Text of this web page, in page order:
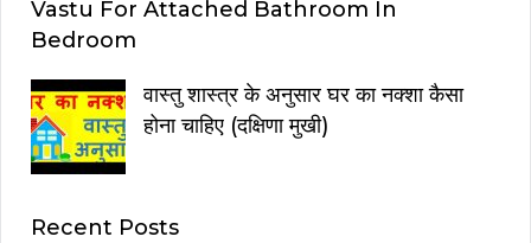
Vastu For Attached Bathroom In
Bedroom
वास्तु शास्त्र के अनुसार घर का नक्शा कैसा
होना चाहिए (दक्षिणा मुखी)
Recent Posts